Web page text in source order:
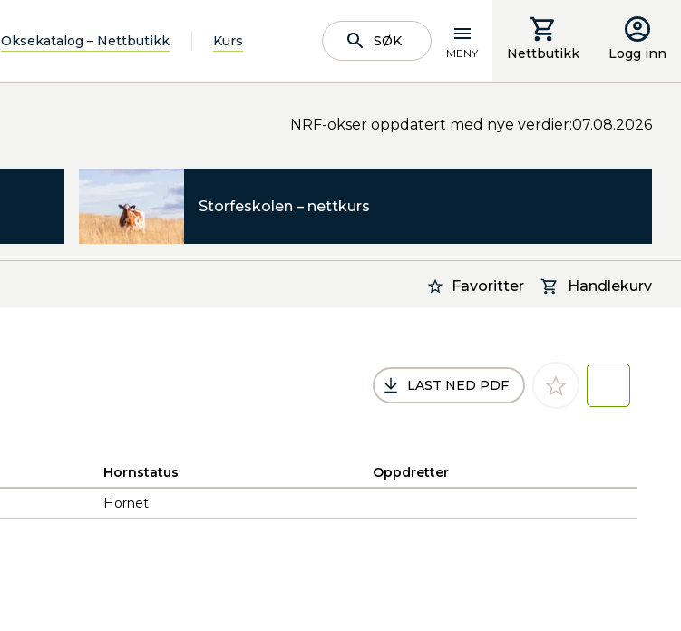
Oksekatalog – Nettbutikk Kurs SØK
MENY Nettbutikk Logg inn
NRF-okser oppdatert med nye verdier:07.08.2026
Storfeskolen – nettkurs
Favoritter Handlekurv
LAST NED PDF
Hornstatus
Oppdretter
Hornet